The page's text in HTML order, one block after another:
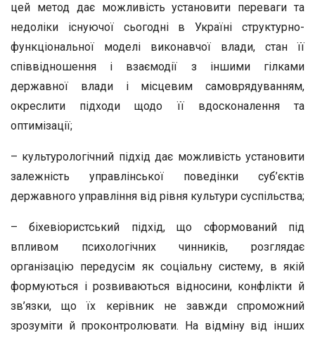
цей метод дає можливість установити переваги та
недоліки існуючої сьогодні в Україні структурно-
функціональної моделі виконавчої влади, стан її
співвідношення і взаємодії з іншими гілками
державної влади і місцевим самоврядуванням,
окреслити підходи щодо її вдосконалення та
оптимізації;
– культурологічний підхід дає можливість установити
залежність управлінської поведінки суб’єктів
державного управління від рівня культури суспільства;
– біхевіористський підхід, що сформований під
впливом психологічних чинників, розглядає
організацію передусім як соціальну систему, в якій
формуються і розвиваються відносини, конфлікти й
зв’язки, що їх керівник не завжди спроможний
зрозуміти й проконтролювати. На відміну від інших